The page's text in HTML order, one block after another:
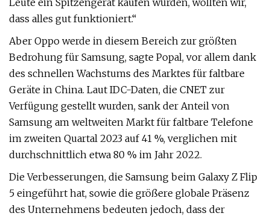
Leute ein Spitzengerät kaufen würden, wollten wir,
dass alles gut funktioniert.“
Aber Oppo werde in diesem Bereich zur größten
Bedrohung für Samsung, sagte Popal, vor allem dank
des schnellen Wachstums des Marktes für faltbare
Geräte in China. Laut IDC-Daten, die CNET zur
Verfügung gestellt wurden, sank der Anteil von
Samsung am weltweiten Markt für faltbare Telefone
im zweiten Quartal 2023 auf 41 %, verglichen mit
durchschnittlich etwa 80 % im Jahr 2022.
Die Verbesserungen, die Samsung beim Galaxy Z Flip
5 eingeführt hat, sowie die größere globale Präsenz
des Unternehmens bedeuten jedoch, dass der